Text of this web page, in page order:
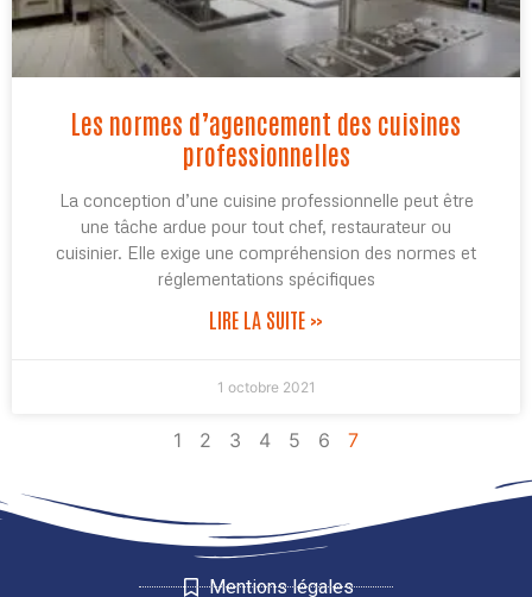
Les normes d’agencement des cuisines
professionnelles
La conception d’une cuisine professionnelle peut être
une tâche ardue pour tout chef, restaurateur ou
cuisinier. Elle exige une compréhension des normes et
réglementations spécifiques
LIRE LA SUITE »
1 octobre 2021
1 2 3 4 5 6 7
Mentions légales